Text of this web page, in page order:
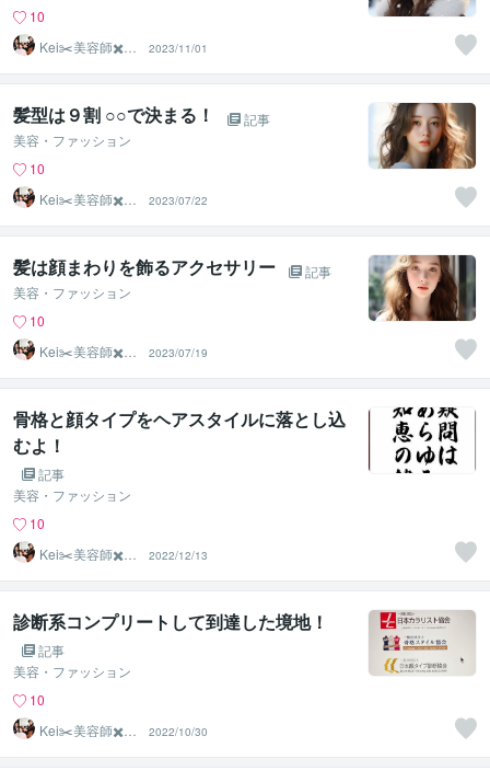
10
Kei✂️美容師✖️似
合わせの専門家
2023/11/01
髪型は９割 ○○で決まる！
記事
美容・ファッション
10
Kei✂️美容師✖️似
合わせの専門家
2023/07/22
髪は顔まわりを飾るアクセサリー
記事
美容・ファッション
10
Kei✂️美容師✖️似
合わせの専門家
2023/07/19
骨格と顔タイプをヘアスタイルに落とし込
むよ！
記事
美容・ファッション
10
Kei✂️美容師✖️似
合わせの専門家
2022/12/13
診断系コンプリートして到達した境地！
記事
美容・ファッション
10
Kei✂️美容師✖️似
合わせの専門家
2022/10/30